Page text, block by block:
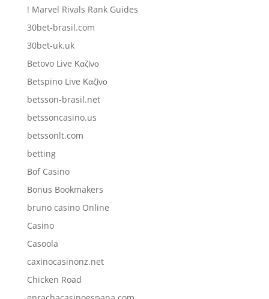
! Marvel Rivals Rank Guides
30bet-brasil.com
30bet-uk.uk
Betovo Live Καζίνο
Betspino Live Καζίνο
betsson-brasil.net
betssoncasino.us
betssonlt.com
betting
Bof Casino
Bonus Bookmakers
bruno casino Online
Casino
Casoola
caxinocasinonz.net
Chicken Road